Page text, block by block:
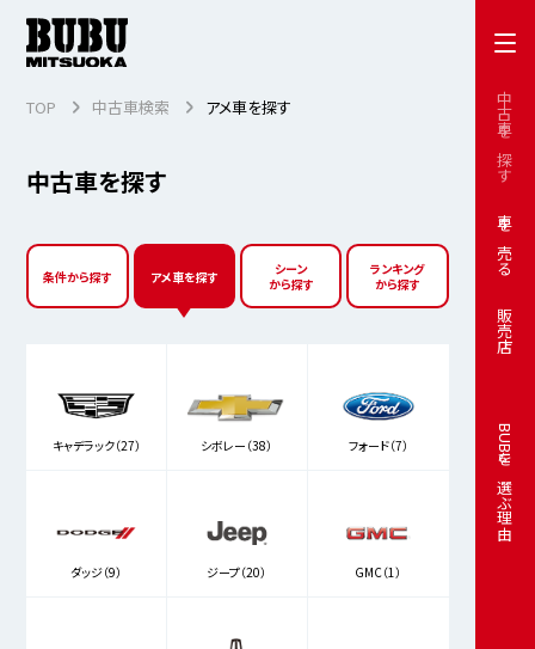
中古車を探す
車を売る
販売店
BUBUを選ぶ理由
中古車を探す
TOP 中古車検索 アメ車を探す
条件から探す アメ車を探す
シーン
から探す
ランキング
から探す
キャデラック（27） シボレー（38） フォード（7）
ダッジ（9） ジープ（20） GMC（1）